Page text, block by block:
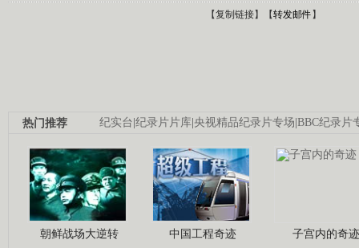
【复制链接】【转发邮件】
纪实台|纪录片片库|央视精品纪录片专场|BBC纪录片
热门推荐
朝鲜战场大逆转 中国工程奇迹 子宫内的奇迹